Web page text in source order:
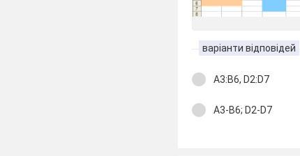
варіанти відповідей
A3:B6, D2:D7
A3-B6; D2-D7